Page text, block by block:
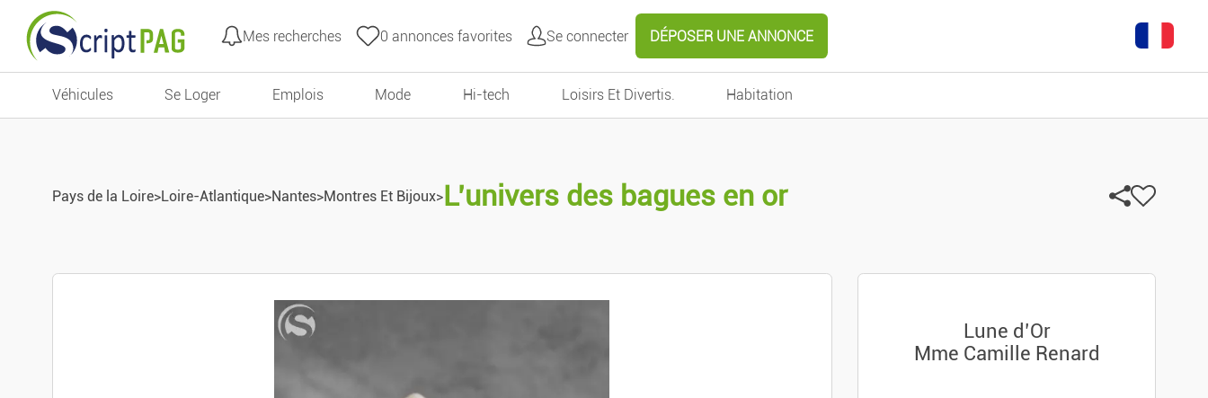
Mes recherches 0 annonces favorites Se connecter DÉPOSER UNE ANNONCE
Véhicules Se Loger Emplois Mode Hi-tech Loisirs Et Divertis. Habitation
Pays de la Loire>Loire-Atlantique>Nantes>Montres Et Bijoux>L’univers des bagues en or
Lune d’Or
Mme Camille Renard